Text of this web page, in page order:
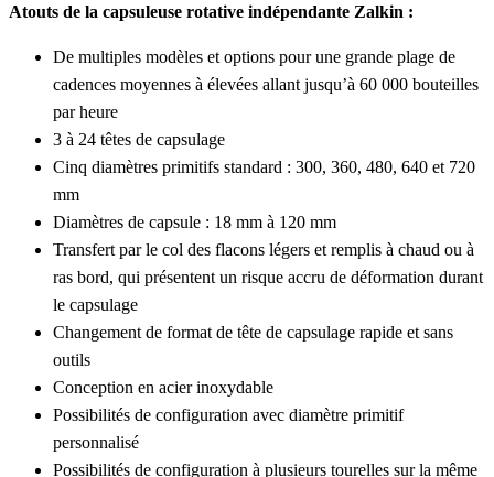
Atouts de la capsuleuse rotative indépendante Zalkin :
De multiples modèles et options pour une grande plage de
cadences moyennes à élevées allant jusqu’à 60 000 bouteilles
par heure
3 à 24 têtes de capsulage
Cinq diamètres primitifs standard : 300, 360, 480, 640 et 720
mm
Diamètres de capsule : 18 mm à 120 mm
Transfert par le col des flacons légers et remplis à chaud ou à
ras bord, qui présentent un risque accru de déformation durant
le capsulage
Changement de format de tête de capsulage rapide et sans
outils
Conception en acier inoxydable
Possibilités de configuration avec diamètre primitif
personnalisé
Possibilités de configuration à plusieurs tourelles sur la même